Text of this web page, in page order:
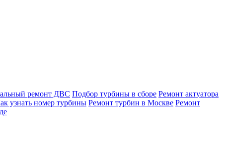
ремонт ДВС Подбор турбины в сборе Ремонт актуатора
узнать номер турбины Ремонт турбин в Москве Ремонт